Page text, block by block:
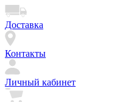
Доставка
Контакты
Личный кабинет